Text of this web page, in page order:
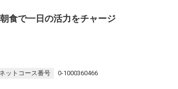
食で一日の活力をチャージ
ットコース番号 0-1000360466